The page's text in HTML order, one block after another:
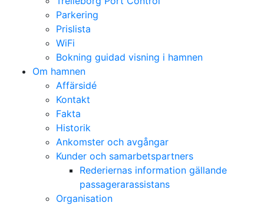
Parkering
Prislista
WiFi
Bokning guidad visning i hamnen
Om hamnen
Affärsidé
Kontakt
Fakta
Historik
Ankomster och avgångar
Kunder och samarbetspartners
Rederiernas information gällande
passagerarassistans
Organisation